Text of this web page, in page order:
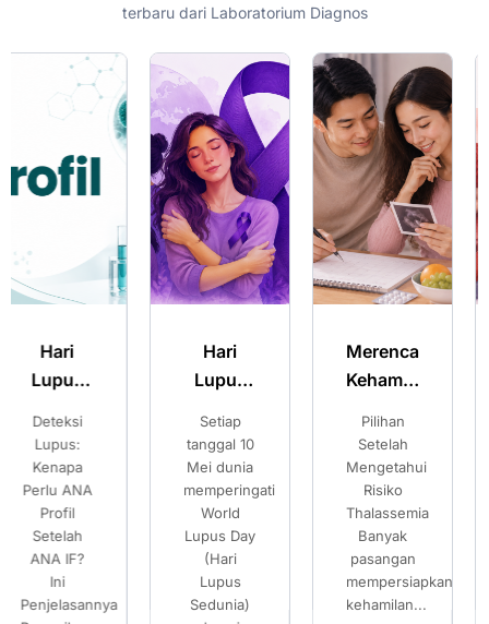
terbaru dari Laboratorium Diagnos
Hari
Lupus
Gejala
Lupus
dan
Pentingnya
Pemeriksaan
ANA IF
Setiap
tanggal 10
Mei dunia
memperingati
World
Lupus Day
(Hari
Lupus
Sedunia)
Merencanakan
Kehamilan
Pilihan
Setelah
Mengetahui
Risiko
Thalassemia
Pilihan
Setelah
Mengetahui
Risiko
Thalassemia
Banyak
pasangan
mempersiapkan
kehamilan...
Hari
Thalassemia
Pentingnya
Skrining
untuk
Mencegah
Risiko
pada
Generasi
Pentingnya
Skrining
Dini untuk
Mencegah
Risiko
pada
Generasi
Mendatang
Setiap